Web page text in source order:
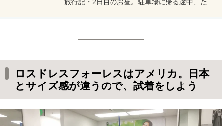
旅行記・2日目のお昼。駐車場に帰る途中、たま
ロスドレスフォーレスはアメリカ。日本
とサイズ感が違うので、試着をしよう